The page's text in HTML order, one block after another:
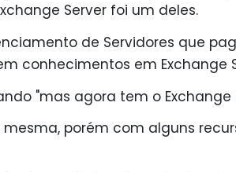
Server foi um deles.
de Servidores que
conhecimentos em Exchange
"mas agora tem o Exchange
porém com alguns